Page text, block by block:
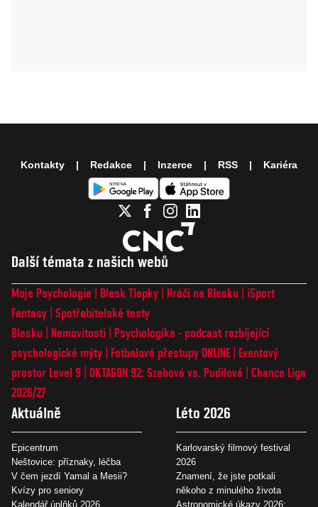
Další témata z našich webů
Moje Psychologie Blesk Tlapky Hráči na Blesku
iSport
Fantasy Spotřebitelské testy
Blesku
Nemovitosti
Psychologika - podcast rozbíjející
psychologické mýty
Fotbalové přestupy ONLINE
Eventový
prostor Level 9 OKTAGON 92: Szabová vs. Pudilová
Chance Liga
2026/27
Aktuálně
Epicentrum
Neštovice: příznaky, léčba
V čem jezdí Yamal a Mesii?
Kvízy pro seniory
Kalendář úplňků 2026
Léto 2026
Karlovarský filmový festival
2026
Znamení, že jste potkali
někoho z minulého života
Astronomické úkazy 2026:
Kontakty Redakce Inzerce RSS Kariéra